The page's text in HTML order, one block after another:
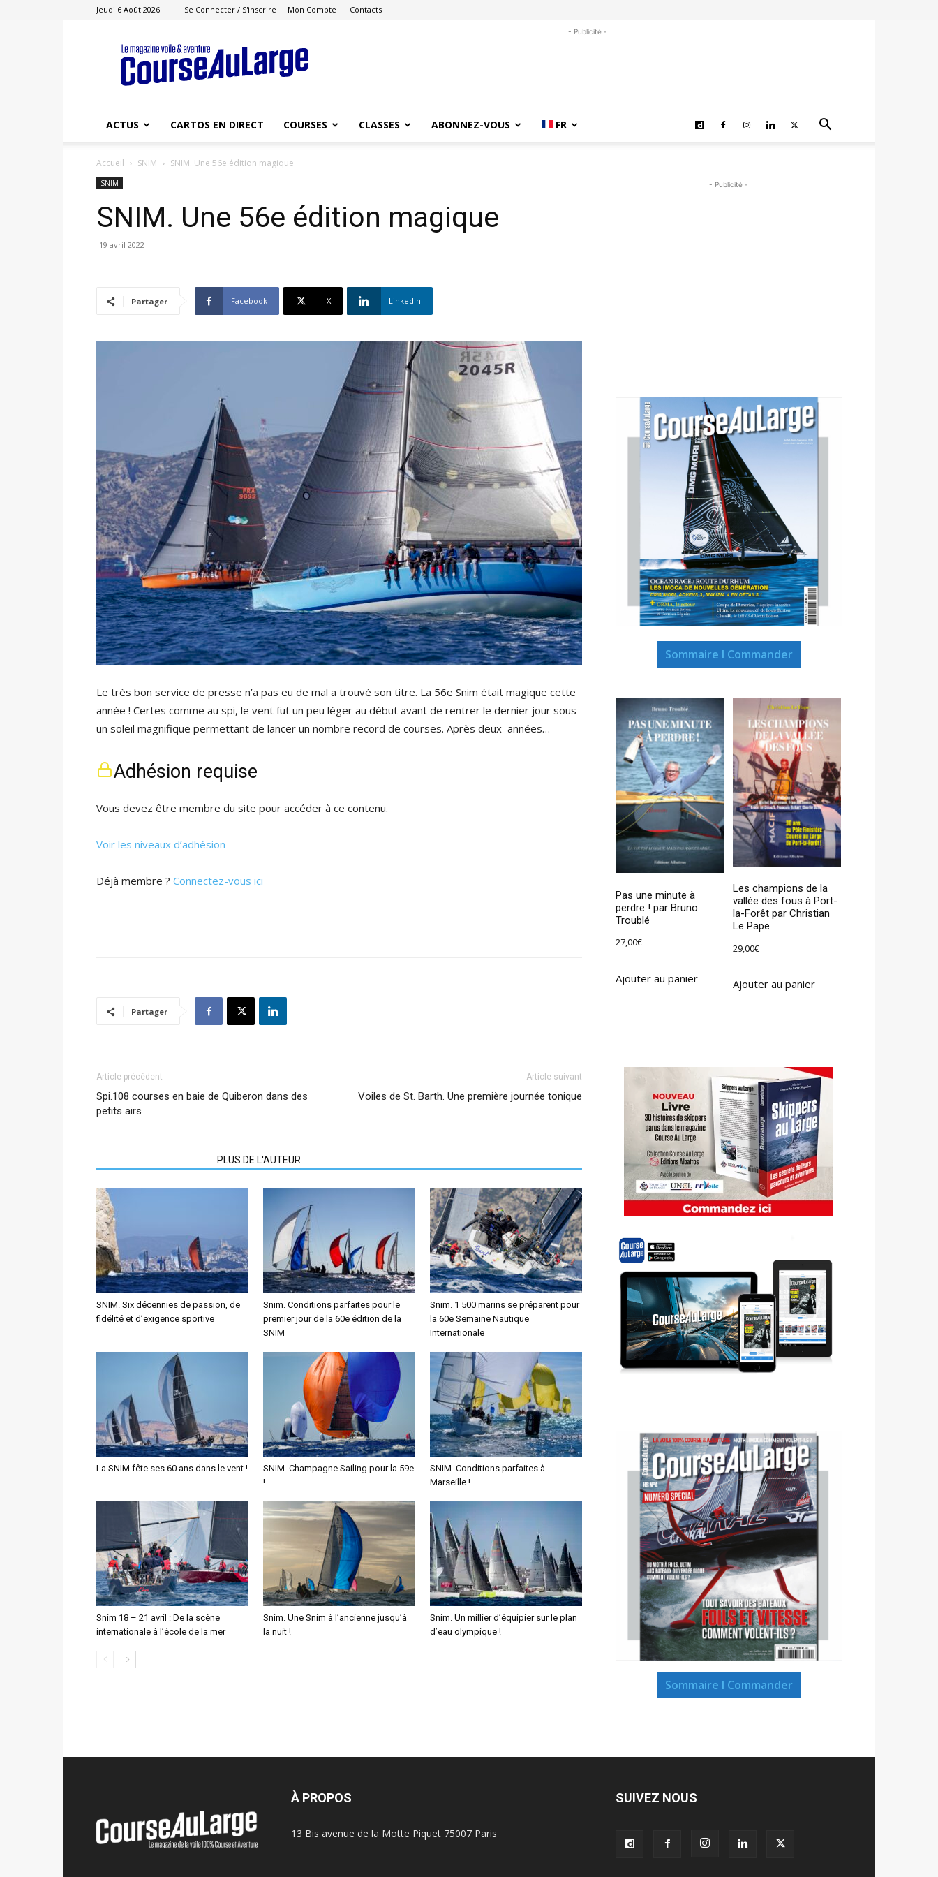
Jeudi 6 Août 2026 Se Connecter / S'inscrire Mon Compte Contacts
Course
au
Large
- Publicité -
ACTUS CARTOS EN DIRECT COURSES CLASSES ABONNEZ-VOUS FR
Accueil SNIM SNIM. Une 56e édition magique
SNIM
SNIM. Une 56e édition magique
19 avril 2022
Partager Facebook X Linkedin
Le très bon service de presse n’a pas eu de mal a trouvé son titre. La 56e Snim était magique cette
année ! Certes comme au spi, le vent fut un peu léger au début avant de rentrer le dernier jour sous
un soleil magnifique permettant de lancer un nombre record de courses. Après deux années…
Adhésion requise
Vous devez être membre du site pour accéder à ce contenu.
Voir les niveaux d’adhésion
Déjà membre ? Connectez-vous ici
Partager
Article précédent
Spi.108 courses en baie de Quiberon dans des
petits airs
Article suivant
Voiles de St. Barth. Une première journée tonique
PLUS DE L'AUTEUR
SNIM. Six décennies de passion, de
fidélité et d’exigence sportive
Snim. Conditions parfaites pour le
premier jour de la 60e édition de la
SNIM
Snim. 1 500 marins se préparent pour
la 60e Semaine Nautique
Internationale
La SNIM fête ses 60 ans dans le vent !
SNIM. Champagne Sailing pour la 59e
!
SNIM. Conditions parfaites à
Marseille !
Snim 18 – 21 avril : De la scène
internationale à l’école de la mer
Snim. Une Snim à l’ancienne jusqu’à
la nuit !
Snim. Un millier d’équipier sur le plan
d’eau olympique !
- Publicité -
Sommaire I Commander
Pas une minute à
perdre ! par Bruno
Troublé
27,00€
Ajouter au panier
Les champions de la
vallée des fous à Port-
la-Forêt par Christian
Le Pape
29,00€
Ajouter au panier
Sommaire I Commander
À PROPOS
13 Bis avenue de la Motte Piquet 75007 Paris
SUIVEZ NOUS